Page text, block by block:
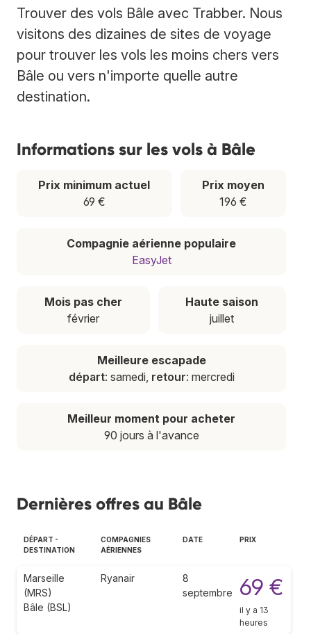
Trouver des vols Bâle avec Trabber. Nous
visitons des dizaines de sites de voyage
pour trouver les vols les moins chers vers
Bâle ou vers n'importe quelle autre
destination.
Informations sur les vols à Bâle
Prix minimum actuel
69 €
Prix moyen
196 €
Compagnie aérienne populaire
EasyJet
Mois pas cher
février
Haute saison
juillet
Meilleure escapade
départ: samedi, retour: mercredi
Meilleur moment pour acheter
90 jours à l'avance
Dernières offres au Bâle
DÉPART -
DESTINATION
COMPAGNIES
AÉRIENNES
DATE PRIX
Marseille
(MRS)
Bâle (BSL)
Ryanair
8
septembre
69 €
il y a 13
heures